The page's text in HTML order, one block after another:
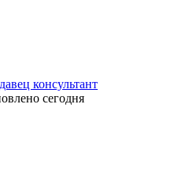
консультант
сегодня